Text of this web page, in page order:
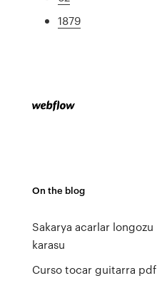
1879
On the blog
Sakarya acarlar longozu
karasu
Curso tocar guitarra pdf